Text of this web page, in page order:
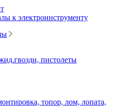
к электроинструменту
пистолеты
топор, лом, лопата,